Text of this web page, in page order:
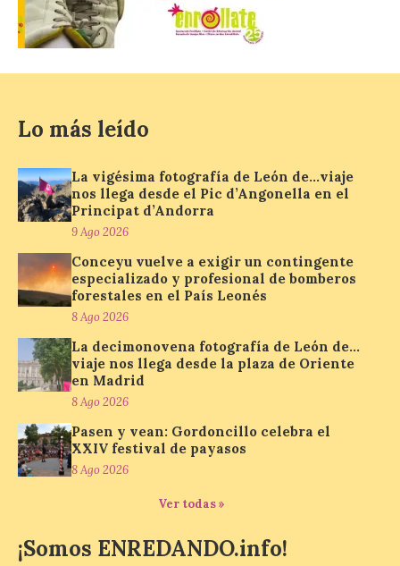
La compañía, a través de
Air Nostrum e Iberia
refuerza la conectividad internacional de
La Feria del Motor abre
sus puertas en el Colegio
Nuestra Señora del
Carmen de La Bañeza
9 Ago 2026
La muestra presenta
alrededor de una treintena
de motocicletas,
procedentes tanto de
como de los propios socios de la entidad.
La Feria del Motor ha abierto este viernes
sus puertas en el Colegio Nuestra Señora
del Carmen, dando […]
Astorga presenta el cartel
Lo más leído
La vigésima fotografía de León de…viaje
nos llega desde el Pic d’Angonella en el
Principat d’Andorra
9 Ago 2026
Conceyu vuelve a exigir un contingente
especializado y profesional de bomberos
forestales en el País Leonés
8 Ago 2026
La decimonovena fotografía de León de…
viaje nos llega desde la plaza de Oriente
en Madrid
8 Ago 2026
Pasen y vean: Gordoncillo celebra el
XXIV festival de payasos
8 Ago 2026
Ver todas »
¡Somos ENREDANDO.info!